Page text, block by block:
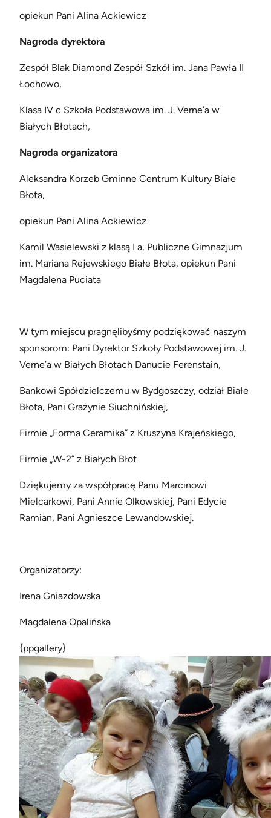
opiekun Pani Alina Ackiewicz
Nagroda dyrektora
Zespół Blak Diamond Zespół Szkół im. Jana Pawła II
Łochowo,
Klasa IV c Szkoła Podstawowa im. J. Verne’a w
Białych Błotach,
Nagroda organizatora
Aleksandra Korzeb Gminne Centrum Kultury Białe
Błota,
opiekun Pani Alina Ackiewicz
Kamil Wasielewski z klasą I a, Publiczne Gimnazjum
im. Mariana Rejewskiego Białe Błota, opiekun Pani
Magdalena Puciata
W tym miejscu pragnęlibyśmy podziękować naszym
sponsorom: Pani Dyrektor Szkoły Podstawowej im. J.
Verne’a w Białych Błotach Danucie Ferenstain,
Bankowi Spółdzielczemu w Bydgoszczy, odział Białe
Błota, Pani Grażynie Siuchnińskiej,
Firmie „Forma Ceramika” z Kruszyna Krajeńskiego,
Firmie „W-2” z Białych Błot
Dziękujemy za współpracę Panu Marcinowi
Mielcarkowi, Pani Annie Olkowskiej, Pani Edycie
Ramian, Pani Agnieszce Lewandowskiej.
Organizatorzy:
Irena Gniazdowska
Magdalena Opalińska
{ppgallery}